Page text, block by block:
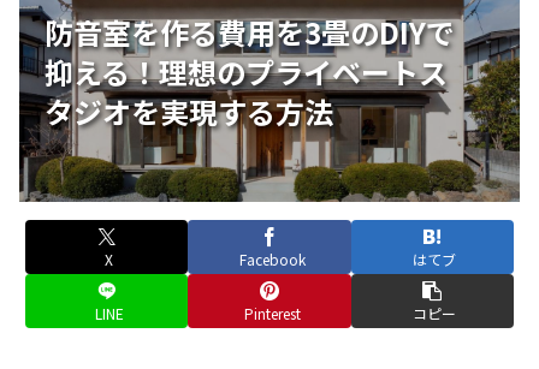
防音室を作る費用を3畳のDIYで
抑える！理想のプライベートス
タジオを実現する方法
X Facebook はてブ
LINE Pinterest コピー